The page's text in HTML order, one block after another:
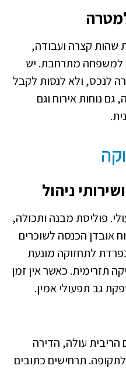
שהות קצרה ועבודה,
למשפחה מתרחבת. יש
לנכס, ולא לנסות לקבל
נוחות אירוח וגם
ניהול
פוליסת מבנה ותכולה,
אובדן הכנסה לשוכרים
לתחזוקה מונעת
תזרימית. כאשר אין זמן
גב תפעולי אמין.
עולה, הדירה
תרחישים כתובים